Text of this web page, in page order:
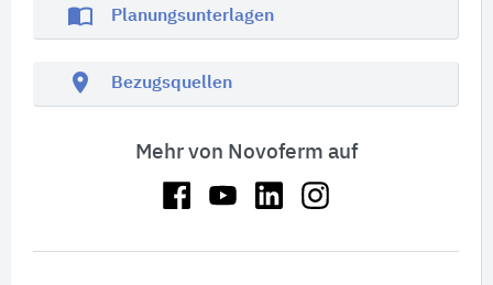
import_contacts Planungsunterlagen
location_on Bezugsquellen
Mehr von Novoferm auf